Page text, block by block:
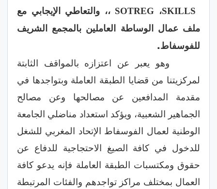
SKILLS، SOTREG ،، والتعاطي الإيجابي مع
ملف عمال الوساطة العاملين بالمجمع الشريف
للفوسفاط.
وهو يعبر عن اعتزازه بالمواقف الثابتة
لمركزيتنا من قضايا الطبقة العاملة وبتواجدها في
مقدمة المدافعين عن مصالحها وعن مصالح
الجماهير الشعبية، ويؤكد استعداد مناضلي الجامعة
الوطنية لعمال الفوسفاط الإتحاد المغربي للشغل
للدخول في كافة الصيغ الاحتجاجية للدفاع عن
حقوق ومكتسبات الطبقة العاملة فإنه يدعو كافة
العمال بمختلف مراكز تواجدهم والفئات المرتبطة